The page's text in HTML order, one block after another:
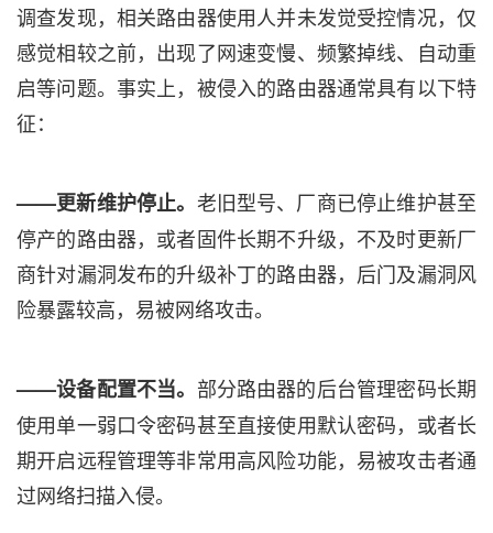
调查发现，相关路由器使用人并未发觉受控情况，仅
感觉相较之前，出现了网速变慢、频繁掉线、自动重
启等问题。事实上，被侵入的路由器通常具有以下特
征：
——更新维护停止。 老旧型号、厂商已停止维护甚至
停产的路由器，或者固件长期不升级，不及时更新厂
商针对漏洞发布的升级补丁的路由器，后门及漏洞风
险暴露较高，易被网络攻击。
——设备配置不当。 部分路由器的后台管理密码长期
使用单一弱口令密码甚至直接使用默认密码，或者长
期开启远程管理等非常用高风险功能，易被攻击者通
过网络扫描入侵。